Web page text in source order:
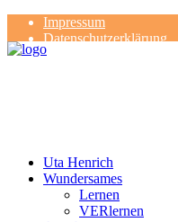
Impressum
Datenschutzerklärung
Kontakt
Uta Henrich
Wundersames
Lernen
VERlernen